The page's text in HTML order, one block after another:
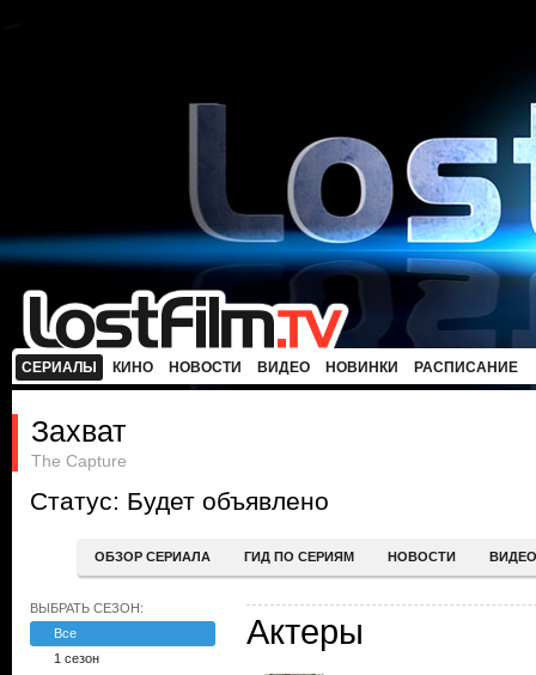
СЕРИАЛЫ КИНО НОВОСТИ ВИДЕО НОВИНКИ РАСПИСАНИЕ
Захват
The Capture
Статус: Будет объявлено
ОБЗОР СЕРИАЛА ГИД ПО СЕРИЯМ НОВОСТИ ВИДЕО
ВЫБРАТЬ СЕЗОН:
Все
1 сезон
Актеры